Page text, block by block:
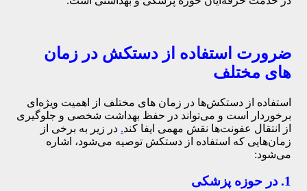
ضرورت استفاده از دستکش در زمان
های مختلف
استفاده از دستکش‌ها در زمان های مختلف از اهمیت ویژه‌ای
برخوردار است و می‌تواند در حفظ بهداشت شخصی و جلوگیری
از انتقال عفونت‌ها نقش مهمی ایفا کند. در زیر به برخی از
زمان‌هایی که استفاده از دستکش توصیه می‌شود، اشاره
می‌شود:
1. در حوزه پزشکی